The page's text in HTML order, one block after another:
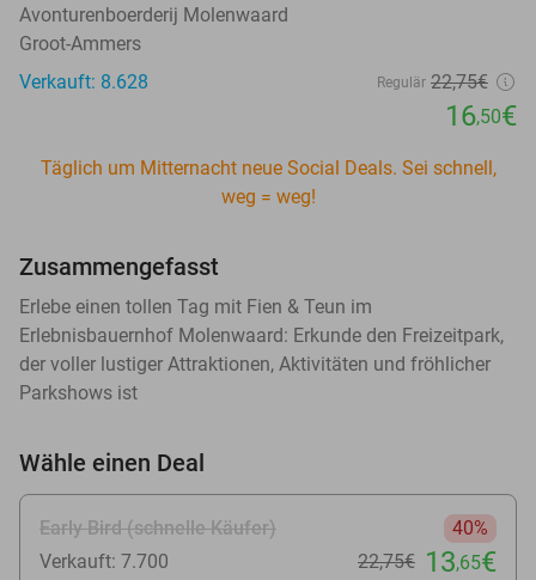
Avonturenboerderij Molenwaard
Groot-Ammers
Verkauft: 8.628
Regulär 22,75€
16,50€
Täglich um Mitternacht neue Social Deals. Sei schnell,
weg = weg!
Zusammengefasst
Erlebe einen tollen Tag mit Fien & Teun im
Erlebnisbauernhof Molenwaard: Erkunde den Freizeitpark,
der voller lustiger Attraktionen, Aktivitäten und fröhlicher
Parkshows ist
Wähle einen Deal
Early Bird (schnelle Käufer)
40%
Verkauft: 7.700
22,75€ 13,65€